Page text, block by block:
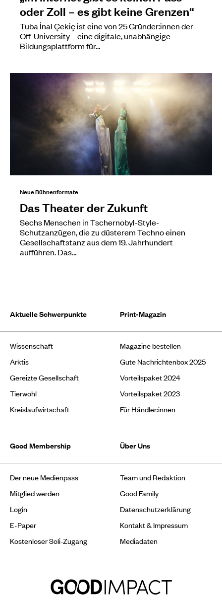
oder Zoll – es gibt keine Grenzen“
Tuba İnal Çekiç ist eine von 25 Gründer:innen der
Off-University – eine digitale, unabhängige
Bildungsplattform für…
Neue Bühnenformate
Das Theater der Zukunft
Sechs Menschen in Tschernobyl-Style-
Schutzanzügen, die zu düsterem Techno einen
Gesellschaftstanz aus dem 19. Jahrhundert
aufführen. Das…
Aktuelle Schwerpunkte
Wissenschaft
Arktis
Gereizte Gesellschaft
Tierwohl
Kreislaufwirtschaft
Print-Magazin
Magazine bestellen
Gute Nachrichtenbox 2025
Vorteilspaket 2024
Vorteilspaket 2023
Für Händler:innen
Good Membership
Der neue Medienpass
Mitglied werden
Login
E-Paper
Kostenloser Soli-Zugang
Über Uns
Team und Redaktion
Good Family
Datenschutzerklärung
Kontakt & Impressum
Mediadaten